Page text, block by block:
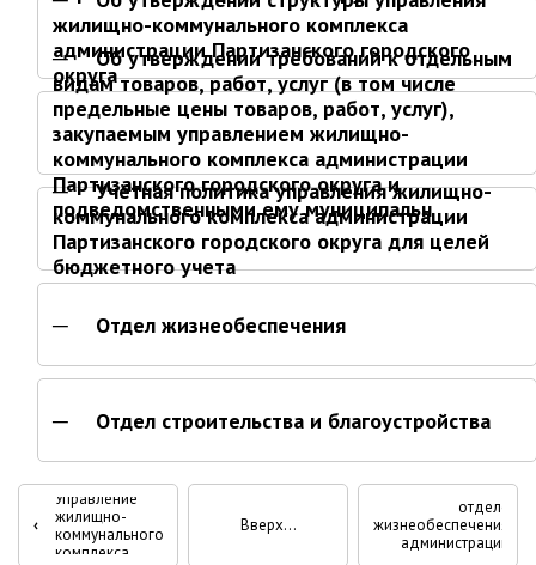
ноябрь 2025 г.
октябрь 2025 г.
сентябрь 2025 г.
август 2025 г.
июль 2025 г.
июнь 2025 г.
май 2025 г.
апрель 2025 г.
январь 2025 г.
СТРУКТУРА
Глава МО г. Партизанск
жилищно-коммунального комплекса
администрации Партизанского городского
округа
Об утверждении требований к отдельным
видам товаров, работ, услуг (в том числе
предельные цены товаров, работ, услуг),
закупаемым управлением жилищно-
коммунального комплекса администрации
Партизанского городского округа и
подведомственными ему муниципальн
Учётная политика управления жилищно-
коммунального комплекса администрации
Партизанского городского округа для целей
бюджетного учета
Отдел жизнеобеспечения
Отдел строительства и благоустройства
Перекрёстные
ссылки
‹
Управление
жилищно-
коммунального
комплекса
Вверх
Положения об
отделе
жизнеобеспечения
администрации